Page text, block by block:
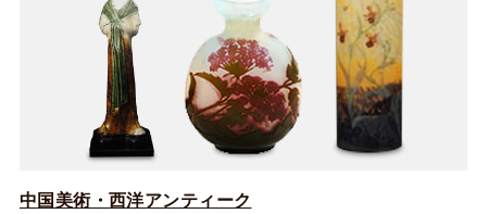
中国美術・西洋アンティーク